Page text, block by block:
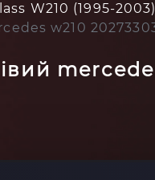
W210 (1995-2003)
w210